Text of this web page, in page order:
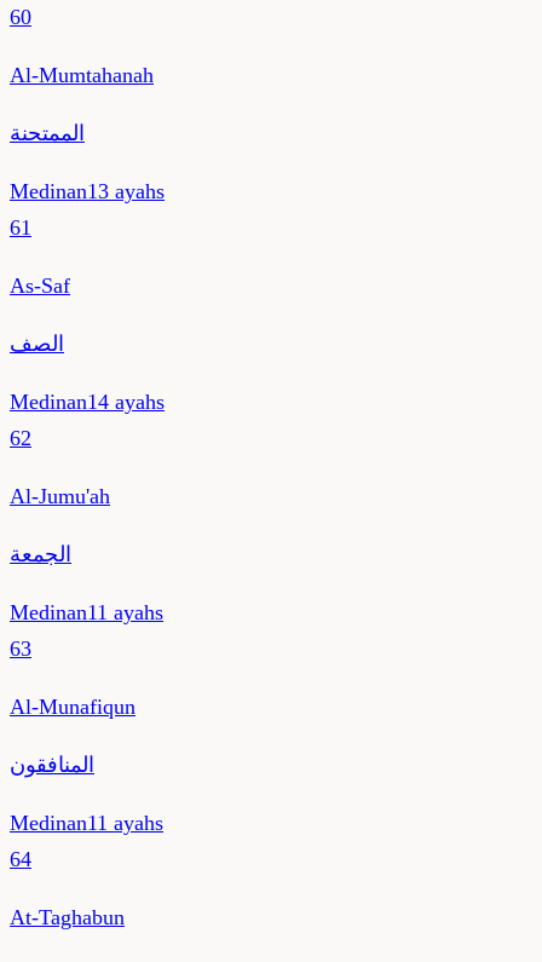
60
Al-Mumtahanah
الممتحنة
Medinan13 ayahs
61
As-Saf
الصف
Medinan14 ayahs
62
Al-Jumu'ah
الجمعة
Medinan11 ayahs
63
Al-Munafiqun
المنافقون
Medinan11 ayahs
64
At-Taghabun